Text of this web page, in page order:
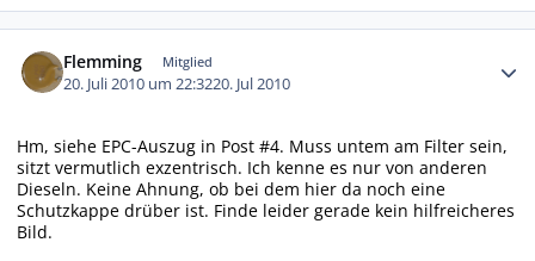
Flemming Mitglied
20. Juli 2010 um 22:3220. Jul 2010
Hm, siehe EPC-Auszug in Post #4. Muss untem am Filter sein,
sitzt vermutlich exzentrisch. Ich kenne es nur von anderen
Dieseln. Keine Ahnung, ob bei dem hier da noch eine
Schutzkappe drüber ist. Finde leider gerade kein hilfreicheres
Bild.